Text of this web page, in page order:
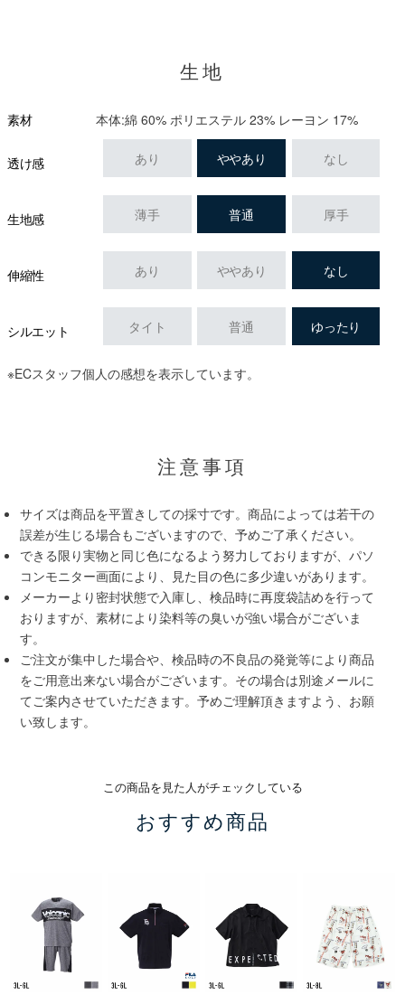
生地
素材 本体:綿 60% ポリエステル 23% レーヨン 17%
透け感 あり ややあり なし
生地感 薄手 普通 厚手
伸縮性 あり ややあり なし
シルエット タイト 普通 ゆったり
※ECスタッフ個人の感想を表示しています。
注意事項
サイズは商品を平置きしての採寸です。商品によっては若干の
誤差が生じる場合もございますので、予めご了承ください。
できる限り実物と同じ色になるよう努力しておりますが、パソ
コンモニター画面により、見た目の色に多少違いがあります。
メーカーより密封状態で入庫し、検品時に再度袋詰めを行って
おりますが、素材により染料等の臭いが強い場合がございま
す。
ご注文が集中した場合や、検品時の不良品の発覚等により商品
をご用意出来ない場合がございます。その場合は別途メールに
てご案内させていただきます。予めご理解頂きますよう、お願
い致します。
この商品を見た人がチェックしている
おすすめ商品